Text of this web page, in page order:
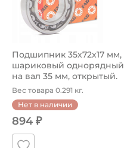
Подшипник 35х72х17 мм,
шариковый однорядный
на вал 35 мм, открытый.
Арт...
Вес товара 0.291 кг.
Нет в наличии
894 ₽